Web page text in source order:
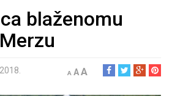
blaženomu
A AA